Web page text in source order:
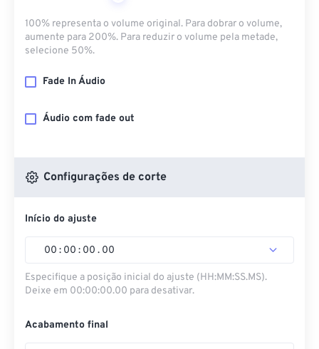
100% representa o volume original. Para dobrar o volume,
aumente para 200%. Para reduzir o volume pela metade,
selecione 50%.
Fade In Áudio
Áudio com fade out
Configurações de corte
Início do ajuste
00 : 00 : 00 . 00
Especifique a posição inicial do ajuste (HH:MM:SS.MS).
Deixe em 00:00:00.00 para desativar.
Acabamento final